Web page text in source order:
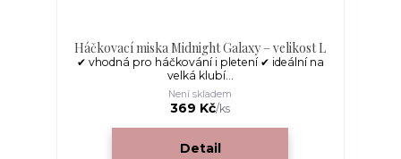
Háčkovací miska Midnight Galaxy – velikost L
✔ vhodná pro háčkování i pletení ✔ ideální na
velká klubí...
369 Kč/ks
Není skladem
Detail